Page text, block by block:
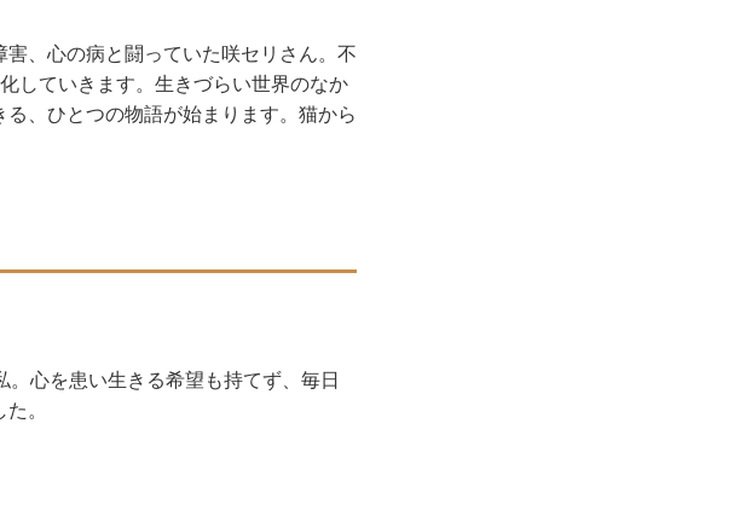
、心の病と闘っていた咲セリさん。不
していきます。生きづらい世界のなか
、ひとつの物語が始まります。猫から
心を患い生きる希望も持てず、毎日
。